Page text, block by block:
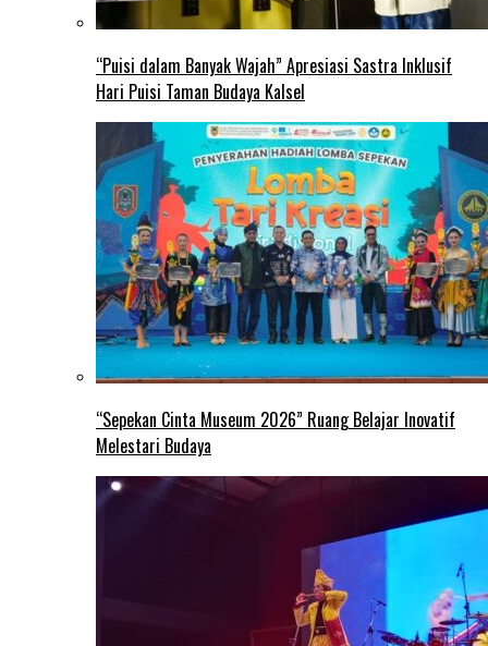
“Puisi dalam Banyak Wajah” Apresiasi Sastra Inklusif
Hari Puisi Taman Budaya Kalsel
“Sepekan Cinta Museum 2026” Ruang Belajar Inovatif
Melestari Budaya